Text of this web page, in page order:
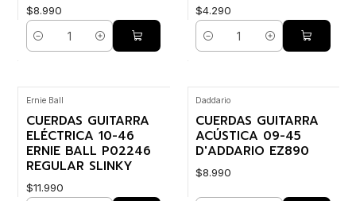
$8.990
Cantidad
$4.290
Cantidad
Ernie Ball
CUERDAS GUITARRA
ELÉCTRICA 10-46
ERNIE BALL P02246
REGULAR SLINKY
$11.990
Daddario
CUERDAS GUITARRA
ACÚSTICA 09-45
D'ADDARIO EZ890
$8.990